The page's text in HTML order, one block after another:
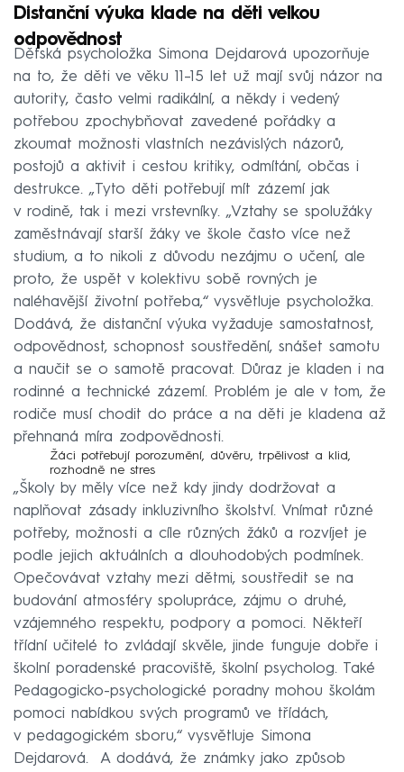
Distanční výuka klade na děti velkou
odpovědnost
Dětská psycholožka Simona Dejdarová upozorňuje
na to, že děti ve věku 11–15 let už mají svůj názor na
autority, často velmi radikální, a někdy i vedený
potřebou zpochybňovat zavedené pořádky a
zkoumat možnosti vlastních nezávislých názorů,
postojů a aktivit i cestou kritiky, odmítání, občas i
destrukce. „Tyto děti potřebují mít zázemí jak
v rodině, tak i mezi vrstevníky. „Vztahy se spolužáky
zaměstnávají starší žáky ve škole často více než
studium, a to nikoli z důvodu nezájmu o učení, ale
proto, že uspět v kolektivu sobě rovných je
naléhavější životní potřeba,“ vysvětluje psycholožka.
Dodává, že distanční výuka vyžaduje samostatnost,
odpovědnost, schopnost soustředění, snášet samotu
a naučit se o samotě pracovat. Důraz je kladen i na
rodinné a technické zázemí. Problém je ale v tom, že
rodiče musí chodit do práce a na děti je kladena až
přehnaná míra zodpovědnosti.
Žáci potřebují porozumění, důvěru, trpělivost a klid,
rozhodně ne stres
„Školy by měly více než kdy jindy dodržovat a
naplňovat zásady inkluzivního školství. Vnímat různé
potřeby, možnosti a cíle různých žáků a rozvíjet je
podle jejich aktuálních a dlouhodobých podmínek.
Opečovávat vztahy mezi dětmi, soustředit se na
budování atmosféry spolupráce, zájmu o druhé,
vzájemného respektu, podpory a pomoci. Někteří
třídní učitelé to zvládají skvěle, jinde funguje dobře i
školní poradenské pracoviště, školní psycholog. Také
Pedagogicko-psychologické poradny mohou školám
pomoci nabídkou svých programů ve třídách,
v pedagogickém sboru,“ vysvětluje Simona
Dejdarová. A dodává, že známky jako způsob